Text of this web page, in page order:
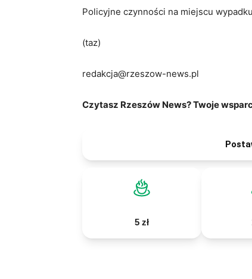
Policyjne czynności na miejscu
(taz)
redakcja@rzeszow-news.pl
Czytasz Rzeszów News? Twoje
5 zł